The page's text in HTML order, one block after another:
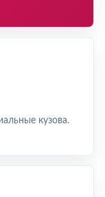
кузова.